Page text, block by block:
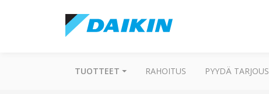
TUOTTEET RAHOITUS PYYDÄ TARJOUS